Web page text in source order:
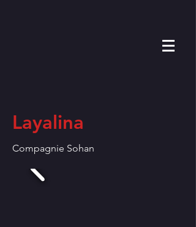
Layalina
Compagnie Sohan